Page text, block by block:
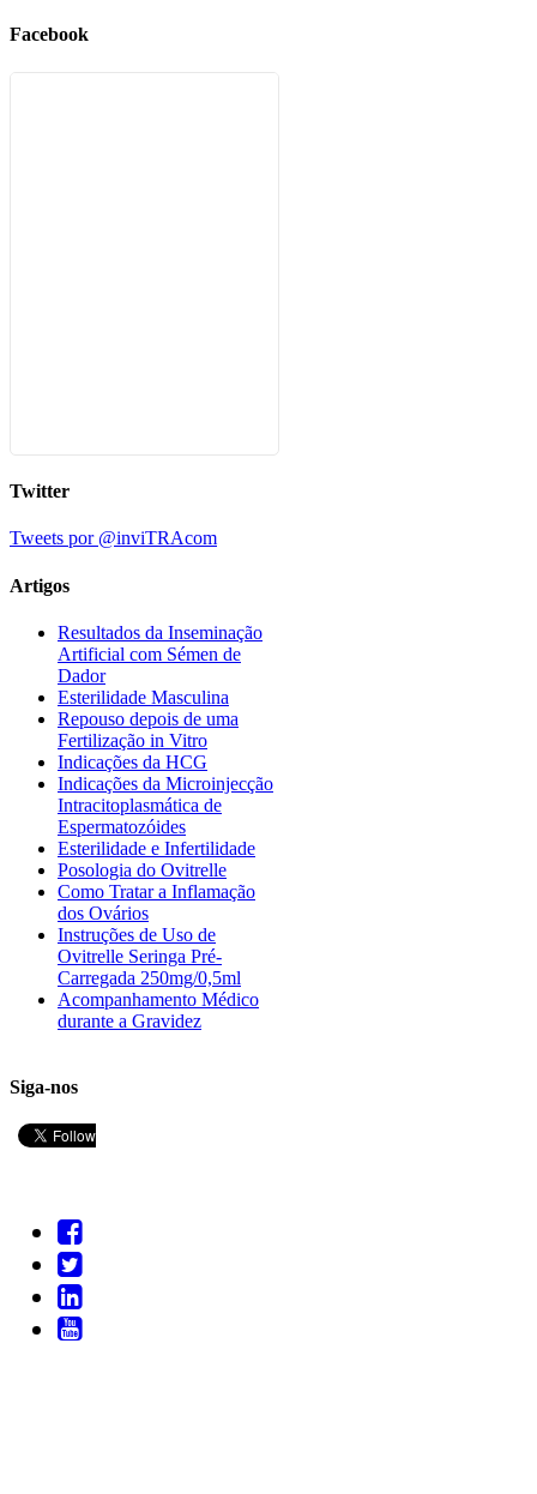
Facebook
Twitter
Tweets por @inviTRAcom
Artigos
Resultados da Inseminação
Artificial com Sémen de
Dador
Esterilidade Masculina
Repouso depois de uma
Fertilização in Vitro
Indicações da HCG
Indicações da Microinjecção
Intracitoplasmática de
Espermatozóides
Esterilidade e Infertilidade
Posologia do Ovitrelle
Como Tratar a Inflamação
dos Ovários
Instruções de Uso de
Ovitrelle Seringa Pré-
Carregada 250mg/0,5ml
Acompanhamento Médico
durante a Gravidez
Siga-nos